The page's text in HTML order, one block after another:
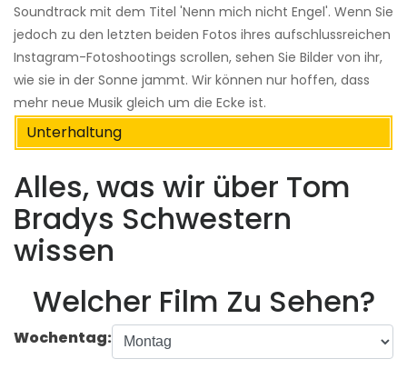
Soundtrack mit dem Titel 'Nenn mich nicht Engel'. Wenn Sie
jedoch zu den letzten beiden Fotos ihres aufschlussreichen
Instagram-Fotoshootings scrollen, sehen Sie Bilder von ihr,
wie sie in der Sonne jammt. Wir können nur hoffen, dass
mehr neue Musik gleich um die Ecke ist.
Unterhaltung
Alles, was wir über Tom
Bradys Schwestern
wissen
Welcher Film Zu Sehen?
Wochentag: